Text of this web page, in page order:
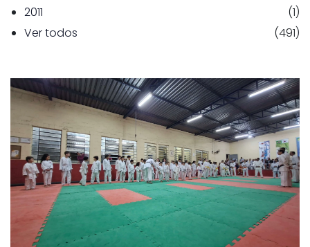
2011
(1)
Ver todos
(491)